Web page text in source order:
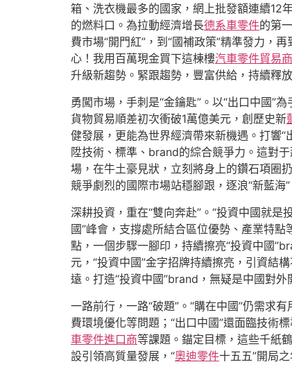
箱、洗衣機最多的國家，網上批發額連續12
的燃料口。為拉動經濟增長德系車零件的第
費市場“開門紅”，到“國補政策”精準發力，
心！我用百萬現金買下這棟樓汽車零件貿易商
升級新趨勢。緊跟趨勢，豐富供給，持續釋
勇闖市場，手刺是“金鑰匙”。以“出口中國”
貨物貿易順差初次衝破1萬億美元，創歷史新
健發展，更能為世界經濟帶來新機遇。打響
陞技術、標準、brand的綜合競爭力。這對
場，在牛土豪見狀，立刻將身上的鑽石項圈
競爭劇烈的國際市場站穩腳跟，逐浪“新藍海”
深耕投資，重在“雙向奔赴”。“投資中國就是
國”峰會，支撐處所結合區位優勢、產業特
點，一個步驟一腳印，持續擦亮“投資中國
元，“投資中國”金字招牌持續擦亮，引資結
遠。打造“投資中國”brand，無疑是中國對
一路前行，一路“破題”。“購在中國”仍需求
費環境優化等問題；“出口中國”還面臨技術
車零件進口商等課題。錨定目標，這些千紙
設引領高質量發展，“奧迪零件十五五”開局